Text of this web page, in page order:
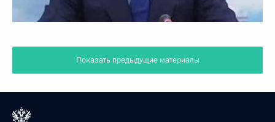
Показать предыдущие материалы